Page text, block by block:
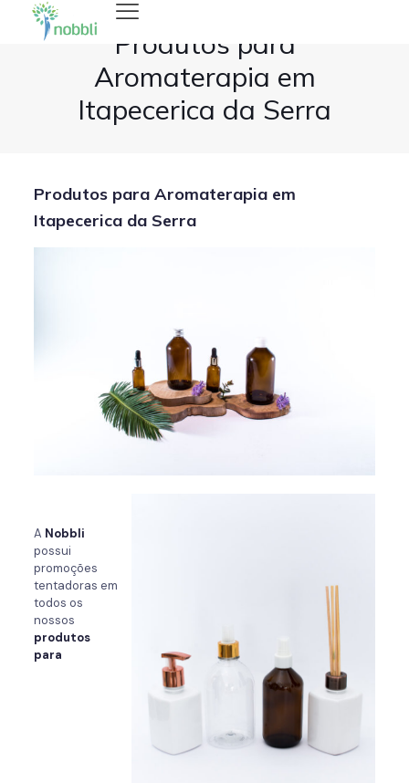
Produtos para
Aromaterapia em
Itapecerica da Serra
Produtos para Aromaterapia em
Itapecerica da Serra
A Nobbli
possui
promoções
tentadoras em
todos os
nossos
produtos
para